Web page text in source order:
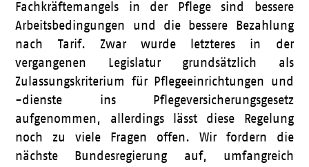
Fachkräftemangels in der Pflege sind bessere
Arbeitsbedingungen und die bessere Bezahlung
nach Tarif. Zwar wurde letzteres in der
vergangenen Legislatur grundsätzlich als
Zulassungskriterium für Pflegeeinrichtungen und
-dienste ins Pflegeversicherungsgesetz
aufgenommen, allerdings lässt diese Regelung
noch zu viele Fragen offen. Wir fordern die
nächste Bundesregierung auf, umfangreich